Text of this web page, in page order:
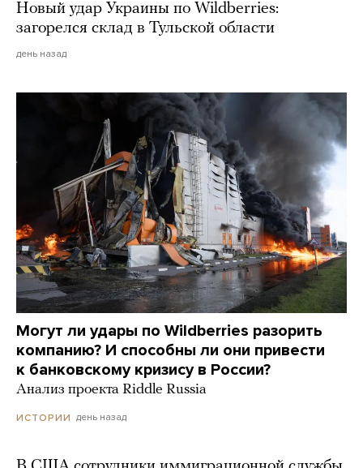
Новый удар Украины по Wildberries:
загорелся склад в Тульской области
день назад
Могут ли удары по Wildberries разорить
компанию? И способны ли они привести
к банковскому кризису в России?
Анализ проекта Riddle Russia
ИСТОРИИ день назад